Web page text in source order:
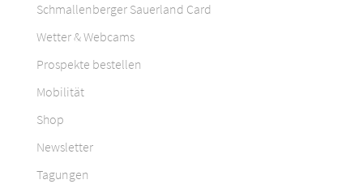
Schmallenberger Sauerland Card
Wetter & Webcams
Prospekte bestellen
Mobilität
Shop
Newsletter
Tagungen